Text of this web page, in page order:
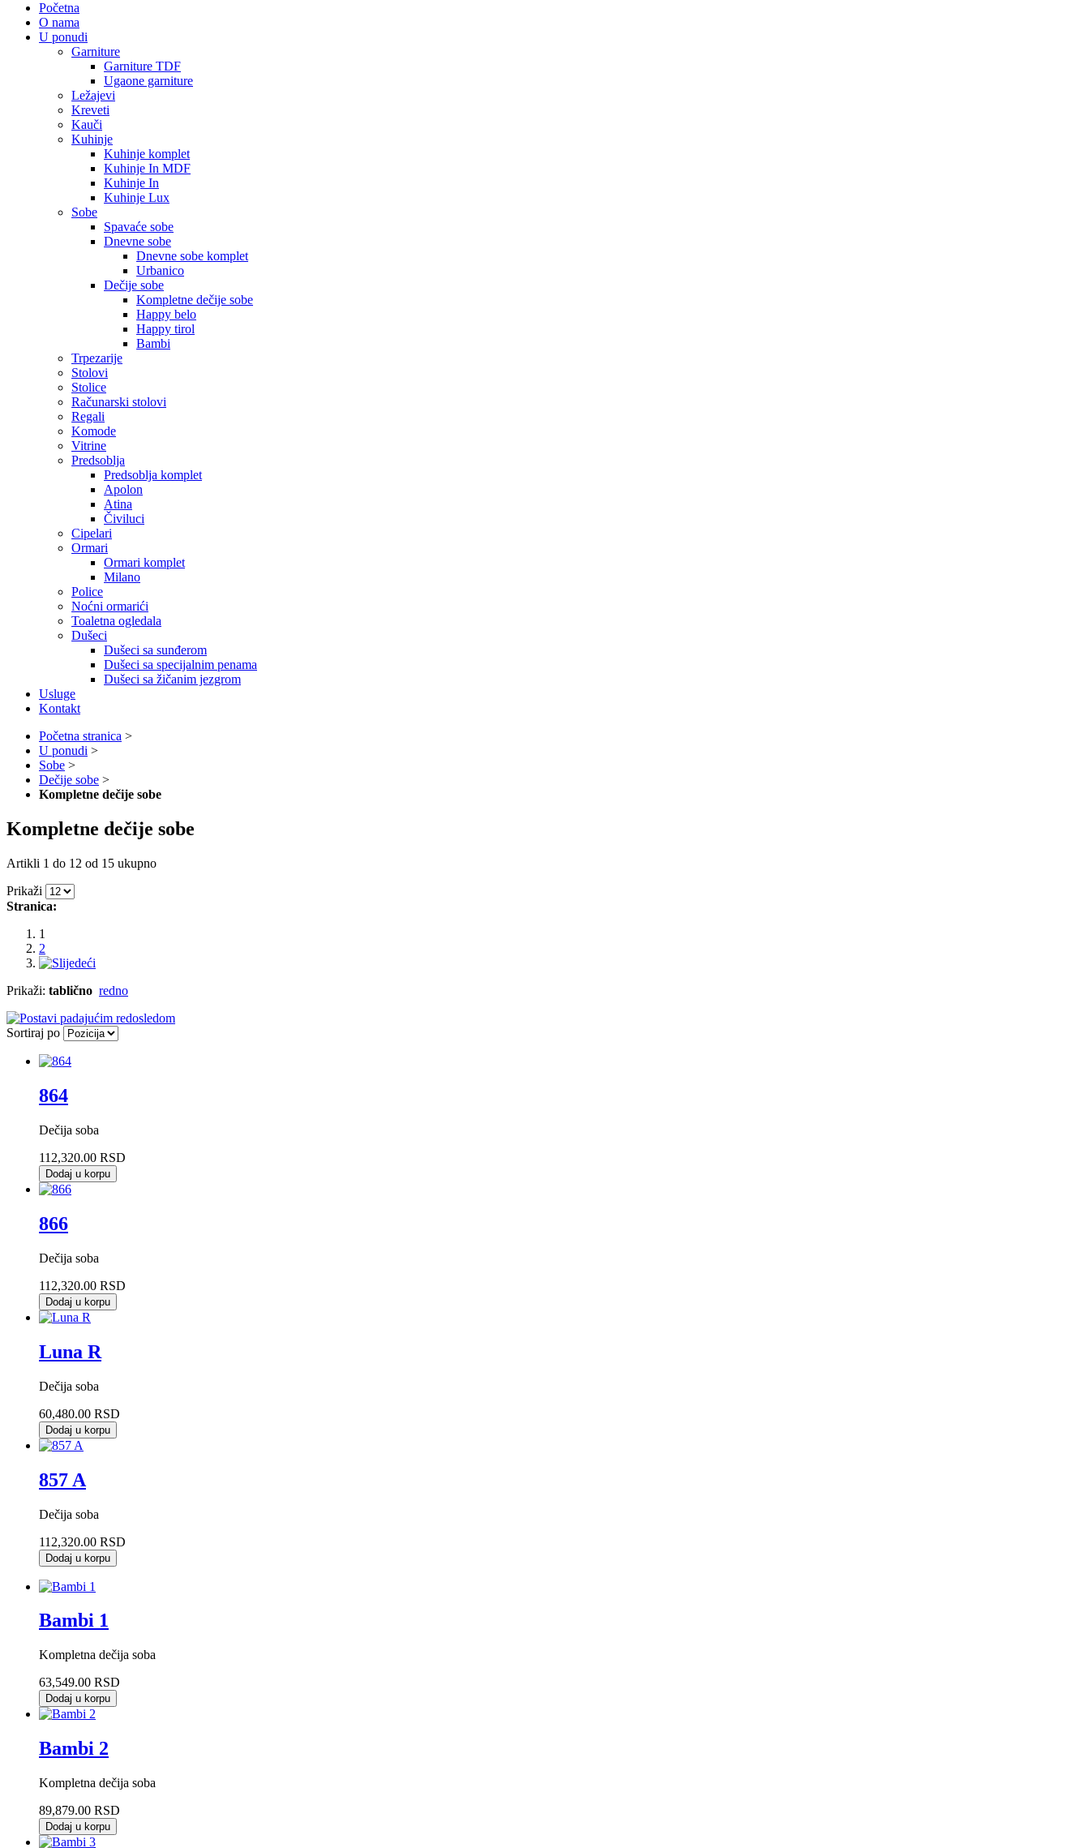
Početna
O nama
U ponudi
Garniture
Garniture TDF
Ugaone garniture
Ležajevi
Kreveti
Kauči
Kuhinje
Kuhinje komplet
Kuhinje In MDF
Kuhinje In
Kuhinje Lux
Sobe
Spavaće sobe
Dnevne sobe
Dnevne sobe komplet
Urbanico
Dečije sobe
Kompletne dečije sobe
Happy belo
Happy tirol
Bambi
Trpezarije
Stolovi
Stolice
Računarski stolovi
Regali
Komode
Vitrine
Predsoblja
Predsoblja komplet
Apolon
Atina
Čiviluci
Cipelari
Ormari
Ormari komplet
Milano
Police
Noćni ormarići
Toaletna ogledala
Dušeci
Dušeci sa sunđerom
Dušeci sa specijalnim penama
Dušeci sa žičanim jezgrom
Usluge
Kontakt
Početna stranica >
U ponudi >
Sobe >
Dečije sobe >
Kompletne dečije sobe
Kompletne dečije sobe
Artikli 1 do 12 od 15 ukupno
Prikaži
Stranica:
1
2
Prikaži: tablično redno
Sortiraj po
864
Dečija soba
112,320.00 RSD
Dodaj u korpu
866
Dečija soba
112,320.00 RSD
Dodaj u korpu
Luna R
Dečija soba
60,480.00 RSD
Dodaj u korpu
857 A
Dečija soba
112,320.00 RSD
Dodaj u korpu
Bambi 1
Kompletna dečija soba
63,549.00 RSD
Dodaj u korpu
Bambi 2
Kompletna dečija soba
89,879.00 RSD
Dodaj u korpu